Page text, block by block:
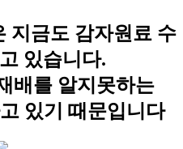
지금도 감자원료 수
있습니다.
배를 알지못하는
있기 때문입니다